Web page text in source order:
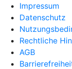
Impressum
Datenschutz
Rechtliche
AGB